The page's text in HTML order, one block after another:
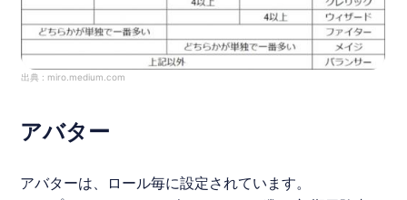
出典 : miro.medium.com
アバター
アバターは、ロール毎に設定されています。